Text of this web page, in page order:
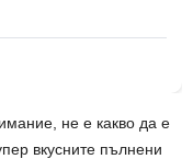
не е какво да е
вкусните пълнени